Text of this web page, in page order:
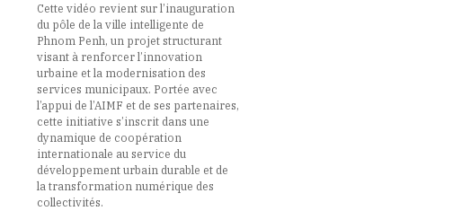
Cette vidéo revient sur l’inauguration
du pôle de la ville intelligente de
Phnom Penh, un projet structurant
visant à renforcer l’innovation
urbaine et la modernisation des
services municipaux. Portée avec
l’appui de l’AIMF et de ses partenaires,
cette initiative s’inscrit dans une
dynamique de coopération
internationale au service du
développement urbain durable et de
la transformation numérique des
collectivités.